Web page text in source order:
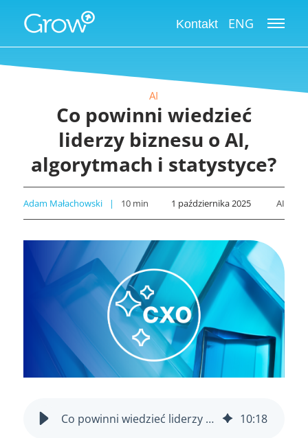
Kontakt ENG
AI
Co powinni wiedzieć
liderzy biznesu o AI,
algorytmach i statystyce?
Adam Małachowski 10min 1 października 2025 AI
Co powinni wiedzieć liderzy biznesu o AI, algorytmach i statystyce? 10:18